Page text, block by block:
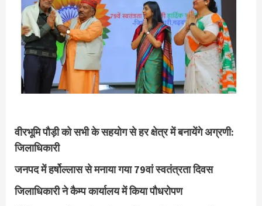
वीरभूमि पौड़ी को सभी के सहयोग से हर क्षेत्र में बनायेंगे अग्रणी:
जिलाधिकारी
जनपद में हर्षोल्लास से मनाया गया 79वां स्वतंत्रता दिवस
जिलाधिकारी ने कैम्प कार्यालय में किया पौधरोपण